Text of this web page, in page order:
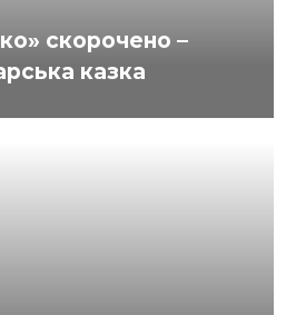
скорочено –
казка